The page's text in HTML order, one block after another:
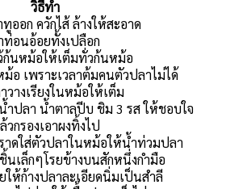
วิธีทำ
ออก ควักไส้ ล้างให้สะอาด
ท่อนอ้อยทั้งเปลือก
ก้นหม้อให้เต็มทั่วก้นหม้อ
อ เพราะเวลาต้มคนตัวปลาไม่ได้
วางเรียงในหม้อให้เต็ม
ำปลา น้ำตาลปีบ ชิม 3 รส ให้ชอบใจ
วกรองเอาผงทิ้งไป
าดใส่ตัวปลาในหม้อให้น้ำท่วมปลา
เล็กๆโรยข้างบนสักหนึ่งกำมือ
ห้ก้างปลาละเอียดนิ่มเป็นสำลี